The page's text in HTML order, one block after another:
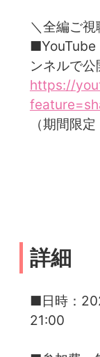
＼全編ご
■YouTube
ンネルで公
https://
（期間限
詳細
■日時：
21:00